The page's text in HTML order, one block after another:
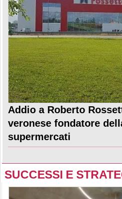
Addio a Roberto
veronese fondatore
supermercati
SUCCESSI E